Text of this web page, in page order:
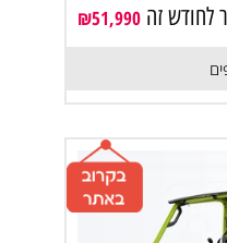
לחודש זה ₪51,990